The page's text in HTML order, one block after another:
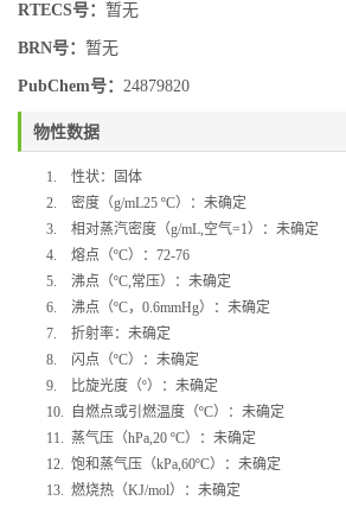
RTECS号： 暂无
BRN号： 暂无
PubChem号： 24879820
物性数据
1.
性状：固体
2.
密度（g/mL25 ºC）：未确定
3.
相对蒸汽密度（g/mL,空气=1）：未确定
4.
熔点（ºC）： 72-76
5.
沸点（ºC,常压）：未确定
6.
沸点（ºC， 0.6mmHg）：未确定
7.
折射率：未确定
8.
闪点（ºC）：未确定
9.
比旋光度（º）：未确定
10.
自燃点或引燃温度（ºC）：未确定
11. 蒸气压（hPa,20 ºC）：未确定
12. 饱和蒸气压（kPa,60ºC）：未确定
13. 燃烧热（KJ/mol）：未确定